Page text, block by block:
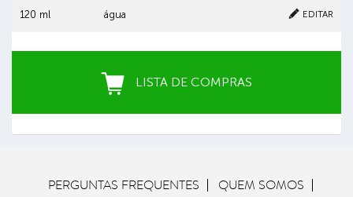
120 ml água EDITAR
LISTA DE COMPRAS
COMPRAS com nossos mercados parceiros?
PERGUNTAS FREQUENTES
QUEM SOMOS